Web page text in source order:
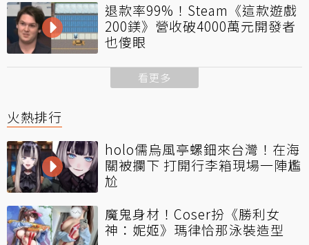
退款率99%！Steam《這款遊戲
200鎂》營收破4000萬元開發者
也傻眼
看更多
火熱排行
holo儒烏風亭螺鈿來台灣！在海
關被攔下 打開行李箱現場一陣尷
尬
魔鬼身材！Coser扮《勝利女
神：妮姬》瑪律恰那泳裝造型